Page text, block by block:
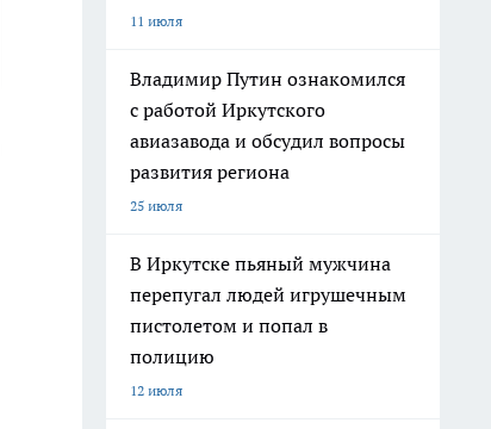
11 июля
Владимир Путин ознакомился
с работой Иркутского
авиазавода и обсудил вопросы
развития региона
25 июля
В Иркутске пьяный мужчина
перепугал людей игрушечным
пистолетом и попал в
полицию
12 июля